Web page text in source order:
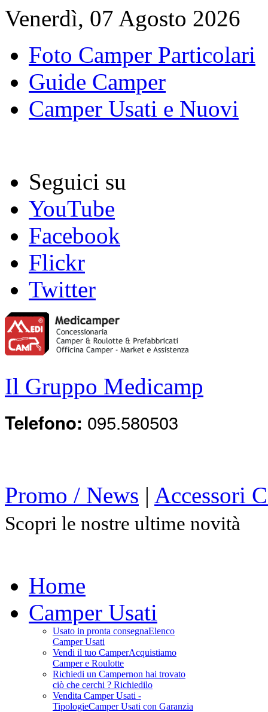
Venerdì, 07 Agosto 2026
Foto Camper Particolari
Guide Camper
Camper Usati e Nuovi
Seguici su
YouTube
Facebook
Flickr
Twitter
Il Gruppo Medicamp
Telefono: 095.580503
Promo / News | Accessori
Scopri le nostre ultime novità
Home
Camper Usati
Usato in pronta consegnaElenco
Camper Usati
Vendi il tuo CamperAcquistiamo
Camper e Roulotte
Richiedi un Campernon hai trovato
ciò che cerchi ? Richiedilo
Vendita Camper Usati -
TipologieCamper Usati con Garanzia